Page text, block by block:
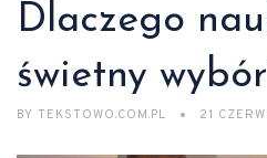
Dlaczego
świetny
BY TEKSTOWO.COM.PL 21